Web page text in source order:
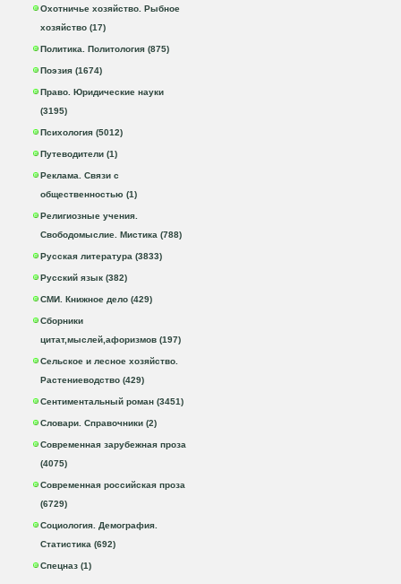
Охотничье хозяйство. Рыбное
хозяйство (17)
Политика. Политология (875)
Поэзия (1674)
Право. Юридические науки
(3195)
Психология (5012)
Путеводители (1)
Реклама. Связи с
общественностью (1)
Религиозные учения.
Свободомыслие. Мистика (788)
Русская литература (3833)
Русский язык (382)
СМИ. Книжное дело (429)
Сборники
цитат,мыслей,афоризмов (197)
Сельское и лесное хозяйство.
Растениеводство (429)
Сентиментальный роман (3451)
Словари. Справочники (2)
Современная зарубежная проза
(4075)
Современная российская проза
(6729)
Социология. Демография.
Статистика (692)
Спецназ (1)